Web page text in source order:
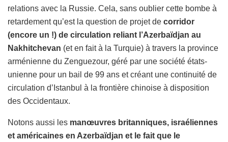
relations avec la Russie. Cela, sans oublier cette bombe à
retardement qu’est la question de projet de corridor
(encore un !) de circulation reliant l’Azerbaïdjan au
Nakhitchevan (et en fait à la Turquie) à travers la province
arménienne du Zenguezour, géré par une société états-
unienne pour un bail de 99 ans et créant une continuité de
circulation d’Istanbul à la frontière chinoise à disposition
des Occidentaux.
Notons aussi les manœuvres britanniques, israéliennes
et américaines en Azerbaïdjan et le fait que le